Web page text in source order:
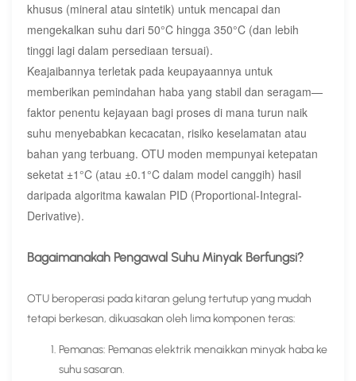
khusus (mineral atau sintetik) untuk mencapai dan
mengekalkan suhu dari 50°C hingga 350°C (dan lebih
tinggi lagi dalam persediaan tersuai).​
Keajaibannya terletak pada keupayaannya untuk
memberikan pemindahan haba yang stabil dan seragam—
faktor penentu kejayaan bagi proses di mana turun naik
suhu menyebabkan kecacatan, risiko keselamatan atau
bahan yang terbuang. OTU moden mempunyai ketepatan
seketat ±1°C (atau ±0.1°C dalam model canggih) hasil
daripada algoritma kawalan PID (Proportional-Integral-
Derivative).​
Bagaimanakah Pengawal Suhu Minyak Berfungsi?
OTU beroperasi pada kitaran gelung tertutup yang mudah
tetapi berkesan, dikuasakan oleh lima komponen teras:
Pemanas: Pemanas elektrik menaikkan minyak haba ke
suhu sasaran.